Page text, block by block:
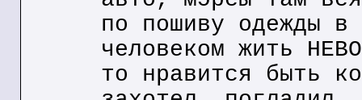
по пошиву одежды
человеком жить
то нравится быть